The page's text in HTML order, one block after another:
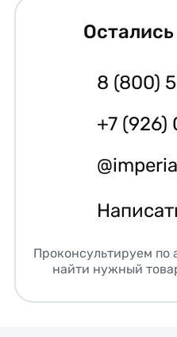
8 (800)
+7
Проконсультируем по
найти нужный